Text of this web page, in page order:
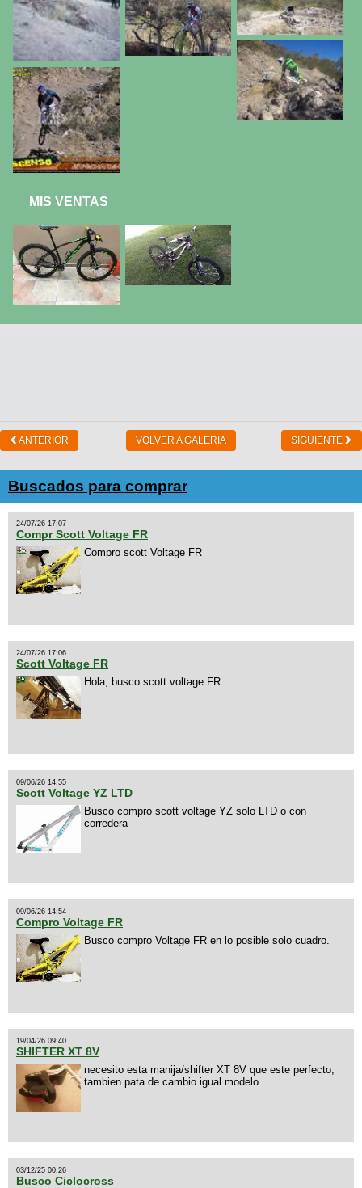
MIS VENTAS
ANTERIOR VOLVER A GALERIA SIGUIENTE
Buscados para comprar
24/07/26 17:07
Compr Scott Voltage FR
Compro scott Voltage FR
24/07/26 17:06
Scott Voltage FR
Hola, busco scott voltage FR
09/06/26 14:55
Scott Voltage YZ LTD
Busco compro scott voltage YZ solo LTD o con
corredera
09/06/26 14:54
Compro Voltage FR
Busco compro Voltage FR en lo posible solo cuadro.
19/04/26 09:40
SHIFTER XT 8V
necesito esta manija/shifter XT 8V que este perfecto,
tambien pata de cambio igual modelo
03/12/25 00:26
Busco Ciclocross